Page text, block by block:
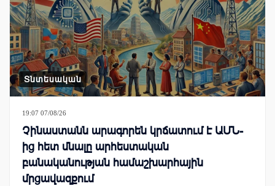
Տնտեսական
19:07 07/08/26
Չինաստանն արագորեն կրճատում է ԱՄՆ-
ից հետ մնալը արհեստական
բանականության համաշխարհային
մրցավազքում